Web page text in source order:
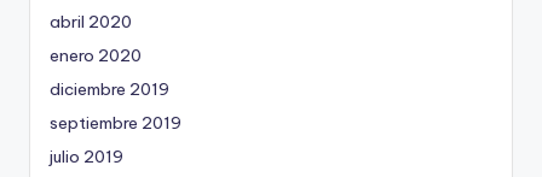
abril 2020
enero 2020
diciembre 2019
septiembre 2019
julio 2019